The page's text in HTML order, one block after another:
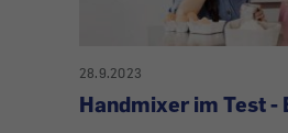
28.9.2023
Handmixer im Test -